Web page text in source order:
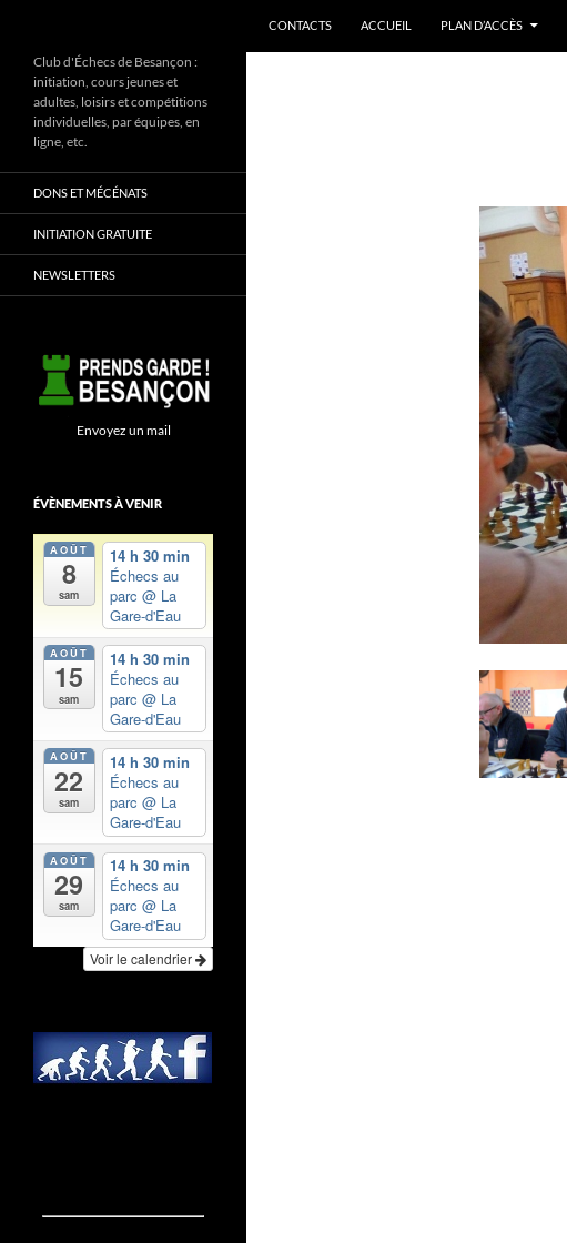
CONTACTS
ACCUEIL PLAN D’ACCÈS
Club d'Échecs de Besançon :
initiation, cours jeunes et
adultes, loisirs et compétitions
individuelles, par équipes, en
ligne, etc.
DONS ET MÉCÉNATS
INITIATION GRATUITE
NEWSLETTERS
Envoyez un mail
ÉVÈNEMENTS À VENIR
AOÛT
8
sam
14 h 30 min
Échecs au
parc @ La
Gare-d'Eau
AOÛT
15
sam
14 h 30 min
Échecs au
parc @ La
Gare-d'Eau
AOÛT
22
sam
14 h 30 min
Échecs au
parc @ La
Gare-d'Eau
AOÛT
29
sam
14 h 30 min
Échecs au
parc @ La
Gare-d'Eau
Voir le calendrier